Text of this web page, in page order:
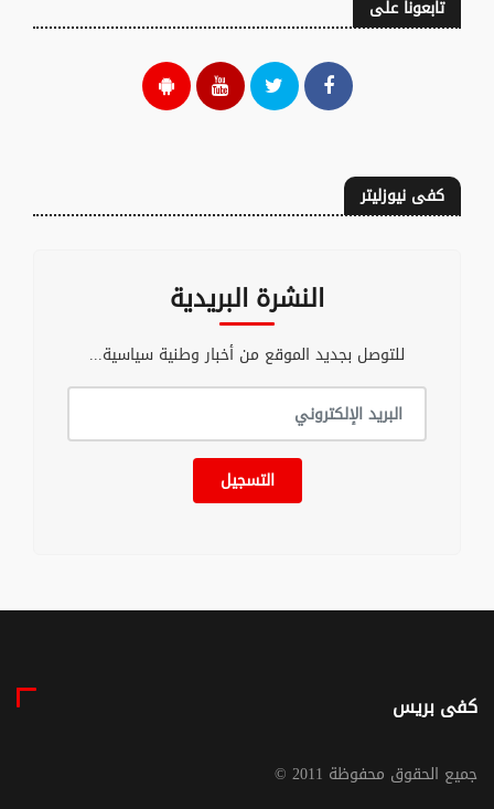
تابعونا على
كفى نيوزليتر
النشرة البريدية
للتوصل بجديد الموقع من أخبار وطنية سياسية...
التسجيل
كفى بريس
© جميع الحقوق محفوظة 2011